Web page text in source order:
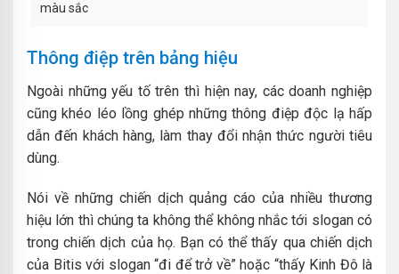
màu sắc
Thông điệp trên bảng hiệu
Ngoài những yếu tố trên thì hiện nay, các doanh nghiệp
cũng khéo léo lồng ghép những thông điệp độc lạ hấp
dẫn đến khách hàng, làm thay đổi nhận thức người tiêu
dùng.
Nói về những chiến dịch quảng cáo của nhiều thương
hiệu lớn thì chúng ta không thể không nhắc tới slogan có
trong chiến dịch của họ. Bạn có thể thấy qua chiến dịch
của Bitis với slogan “đi để trở về” hoặc “thấy Kinh Đô là